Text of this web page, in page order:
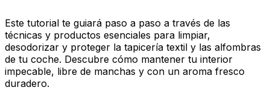
Este tutorial te guiará paso a paso a través de las
técnicas y productos esenciales para limpiar,
desodorizar y proteger la tapicería textil y las alfombras
de tu coche. Descubre cómo mantener tu interior
impecable, libre de manchas y con un aroma fresco
duradero.